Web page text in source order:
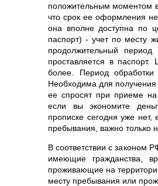
положительным моментом в
что срок ее оформления
она вполне доступна по
паспорт) - учет по месту
продолжительный
проставляется в
более. Период
Необходима для получения
ее спросят при приеме
если вы экономите
прописке сегодня уже нет,
пребывания, важно только
В соответствии с законом
имеющие гражданства,
проживающие на
месту пребывания или